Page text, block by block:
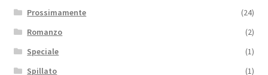
Prossimamente
(24)
Romanzo
(2)
Speciale
(1)
Spillato
(1)